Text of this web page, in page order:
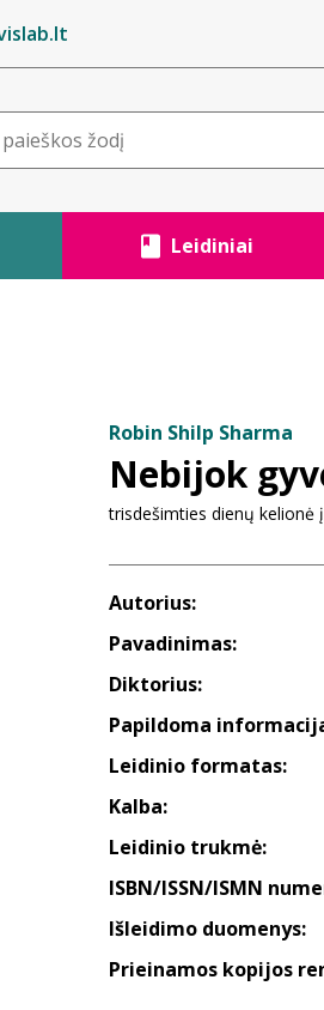
Leidiniai
Robin Shilp Sharma
Nebijok
trisdešimties dienų kelionė
Autorius:
Pavadinimas:
Diktorius:
Papildoma
Leidinio formatas:
Kalba:
Leidinio trukmė:
ISBN/ISSN/ISMN
Išleidimo duomenys:
Prieinamos kopijos